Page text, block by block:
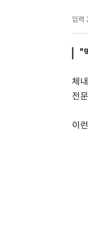
입력
"
체
전
이